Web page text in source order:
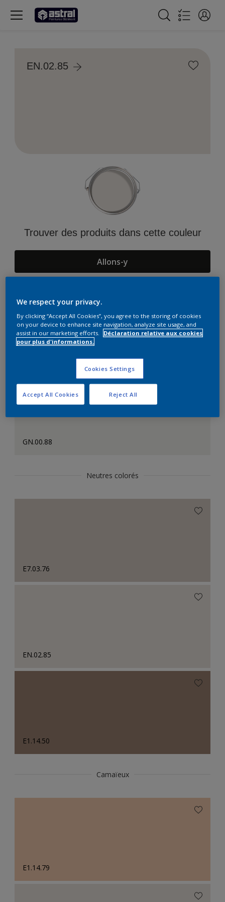
EN.02.85
Trouver des produits dans cette couleur
Allons-y
Suggestions d'Harmonies
GN.00.88
Neutres colorés
E7.03.76
EN.02.85
E1.14.50
Camaïeux
E1.14.79
We respect your privacy.
By clicking “Accept All Cookies”, you agree to the storing of cookies
on your device to enhance site navigation, analyze site usage, and
assist in our marketing efforts.
Déclaration relative aux cookies
pour plus d'informations.
Cookies Settings
Reject All
Accept All Cookies